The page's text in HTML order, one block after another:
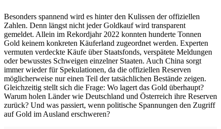
Besonders spannend wird es hinter den Kulissen der offiziellen
Zahlen. Denn längst nicht jeder Goldkauf wird transparent
gemeldet. Allein im Rekordjahr 2022 konnten hunderte Tonnen
Gold keinem konkreten Käuferland zugeordnet werden. Experten
vermuten verdeckte Käufe über Staatsfonds, verspätete Meldungen
oder bewusstes Schweigen einzelner Staaten. Auch China sorgt
immer wieder für Spekulationen, da die offiziellen Reserven
möglicherweise nur einen Teil der tatsächlichen Bestände zeigen.
Gleichzeitig stellt sich die Frage: Wo lagert das Gold überhaupt?
Warum holen Länder wie Deutschland und Österreich ihre Reserven
zurück? Und was passiert, wenn politische Spannungen den Zugriff
auf Gold im Ausland erschweren?